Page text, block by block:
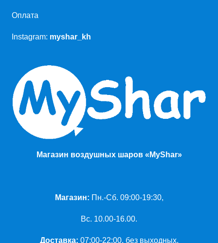
Оплата
Instagram: myshar_kh
Магазин воздушных шаров «MyShar»
Магазин: Пн.-Сб. 09:00-19:30,
Вс. 10.00-16.00.
Доставка: 07:00-22:00, без выходных.